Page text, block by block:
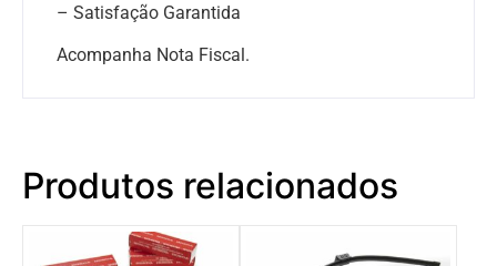
– Satisfação Garantida
Acompanha Nota Fiscal.
Produtos relacionados